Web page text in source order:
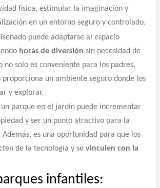
física, estimular la imaginación y
en un entorno seguro y controlado.
puede adaptarse al espacio
horas de diversión sin necesidad de
no solo es conveniente para los padres,
un ambiente seguro donde los
y explorar.
parque en el jardín puede incrementar
y ser un punto atractivo para la
es una oportunidad para que los
de la tecnología y se vinculen con la
infantiles: